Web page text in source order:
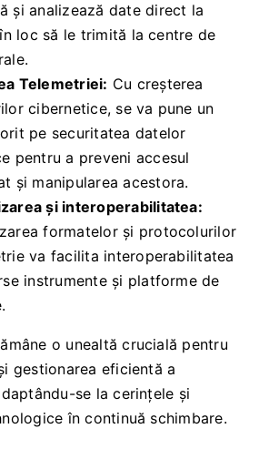
și analizează date direct la
loc să le trimită la centre de
Telemetriei: Cu creșterea
cibernetice, se va pune un
pe securitatea datelor
pentru a preveni accesul
și manipularea acestora.
și interoperabilitatea:
formatelor și protocolurilor
va facilita interoperabilitatea
instrumente și platforme de
o unealtă crucială pentru
gestionarea eficientă a
se la cerințele și
în continuă schimbare.